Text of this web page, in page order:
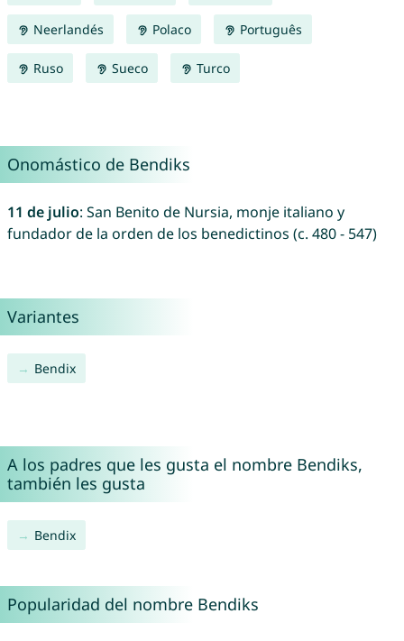
Neerlandés Polaco Português
Ruso Sueco Turco
Onomástico de Bendiks
11 de julio: San Benito de Nursia, monje italiano y
fundador de la orden de los benedictinos (c. 480 - 547)
Variantes
Bendix
A los padres que les gusta el nombre Bendiks,
también les gusta
Bendix
Popularidad del nombre Bendiks